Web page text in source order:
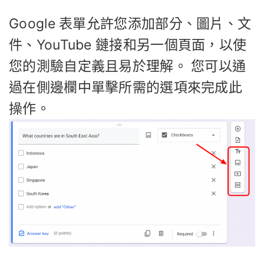
Google 表單允許您添加部分、圖片、文
件、YouTube 鏈接和另一個頁面，以使
您的測驗自定義且易於理解。 您可以通
過在側邊欄中單擊所需的選項來完成此
操作。